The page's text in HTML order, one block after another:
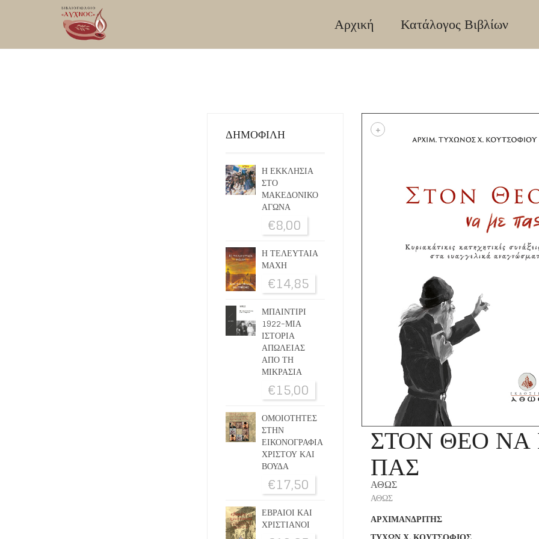
Αρχική Κατάλογος Βιβλίων
+
ΣΤΟΝ ΘΕΟ
ΠΑΣ
ΑΘΩΣ
ΑΘΩΣ
ΑΡΧΙΜΑΝΔΡΙΤΗΣ
ΔΗΜΟΦΙΛΗ
Η ΕΚΚΛΗΣΙΑ
ΣΤΟ
ΜΑΚΕΔΟΝΙΚΟ
ΑΓΩΝΑ
€8,00
Η ΤΕΛΕΥΤΑΙΑ
ΜΑΧΗ
€14,85
ΜΠΑΙΝΤΙΡΙ
1922-ΜΙΑ
ΙΣΤΟΡΙΑ
ΑΠΩΛΕΙΑΣ
ΑΠΟ ΤΗ
ΜΙΚΡΑΣΙΑ
€15,00
ΟΜΟΙΟΤΗΤΕΣ
ΣΤΗΝ
ΕΙΚΟΝΟΓΡΑΦΙΑ
ΧΡΙΣΤΟΥ ΚΑΙ
ΒΟΥΔΑ
€17,50
ΕΒΡΑΙΟΙ ΚΑΙ
ΧΡΙΣΤΙΑΝΟΙ